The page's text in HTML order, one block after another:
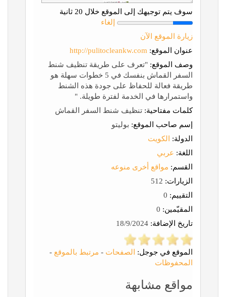
سوف يتم توجيهك إلى الموقع خلال 20 ثانية
إلغاء
زيارة الموقع الآن
عنوان الموقع: http://pulitocleankw.com
وصف الموقع: "تعرف على طريقة تنظيف شنط
السفر القماش بنفسك في 5 خطوات سهلة هو
طريقة فعالة للحفاظ على جودة هذه الشنط
واستمرارها في الخدمة لفترة طويلة. "
كلمات مفتاحية: تنظيف شنط السفر القماش
إسم صاحب الموقع: بوليتو
الدولة:
الكويت
اللغة: عربي
القسم: مواقع أخرى منوعه
الزيارات:
التقييم:
المقيّمين:
تاريخ الإضافة:
الموقع في جوجل: الصفحات - مرتبط بالموقع -
المحفوظات
مواقع مشابهة